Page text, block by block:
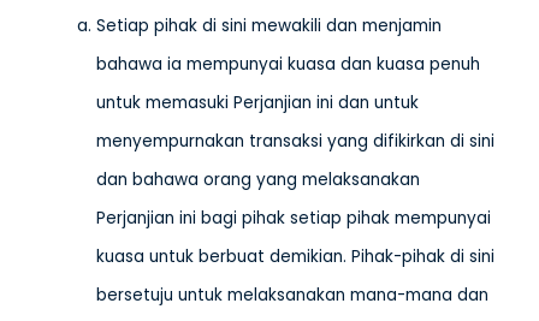
Setiap pihak di sini mewakili dan menjamin
bahawa ia mempunyai kuasa dan kuasa penuh
untuk memasuki Perjanjian ini dan untuk
menyempurnakan transaksi yang difikirkan di sini
dan bahawa orang yang melaksanakan
Perjanjian ini bagi pihak setiap pihak mempunyai
kuasa untuk berbuat demikian. Pihak-pihak di sini
bersetuju untuk melaksanakan mana-mana dan